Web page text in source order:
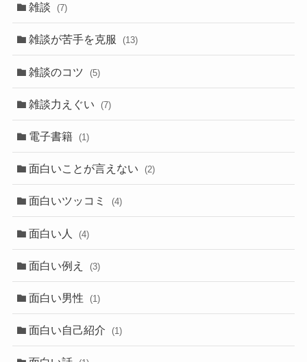
雑談 (7)
雑談が苦手を克服 (13)
雑談のコツ (5)
雑談力えぐい (7)
電子書籍 (1)
面白いことが言えない (2)
面白いツッコミ (4)
面白い人 (4)
面白い例え (3)
面白い男性 (1)
面白い自己紹介 (1)